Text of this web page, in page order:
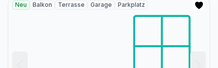
Neu Balkon Terrasse Garage Parkplatz